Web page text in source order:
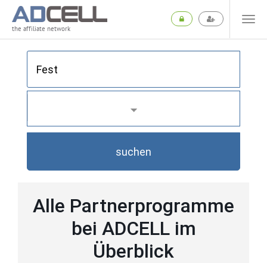
the affiliate network
suchen
Alle Partnerprogramme
bei ADCELL im
Überblick